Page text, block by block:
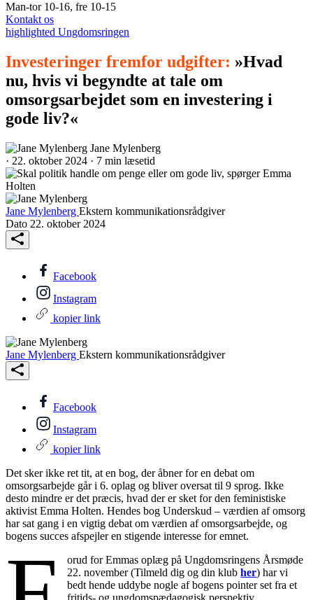
Man-tor 10-16, fre 10-15
Kontakt os
highlighted Ungdomsringen
Investeringer fremfor udgifter: »Hvad
nu, hvis vi begyndte at tale om
omsorgsarbejdet som en investering i
gode liv?«
Jane Mylenberg
· 22. oktober 2024 · 7 min læsetid
Jane Mylenberg Ekstern kommunikationsrådgiver
Dato 22. oktober 2024
Facebook
Instagram
kopier link
Jane Mylenberg Ekstern kommunikationsrådgiver
Facebook
Instagram
kopier link
Det sker ikke ret tit, at en bog, der åbner for en debat om
omsorgsarbejde går i 6. oplag og bliver oversat til 9 sprog. Ikke
desto mindre er det præcis, hvad der er sket for den feministiske
aktivist Emma Holten. Hendes bog Underskud – værdien af omsorg
har sat gang i en vigtig debat om værdien af omsorgsarbejde, og
bogens succes afspejler en stigende interesse for emnet.
orud for Emmas oplæg på Ungdomsringens Årsmøde
22. november (Tilmeld dig og din klubher) har vi
bedt hende uddybe nogle af bogens pointer set fra et
fritids- og ungdomspædagogisk perspektiv.